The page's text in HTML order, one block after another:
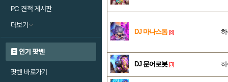
PC 견적 게시판
더보기
인기 팟벤
팟벤 바로가기
DJ 마나스톰 [8]
DJ 문어로봇 [3]